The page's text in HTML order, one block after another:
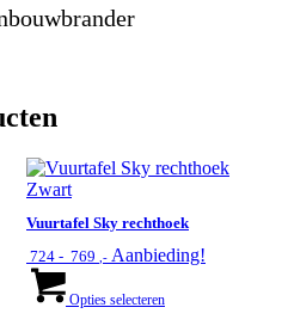
Vuurtafel Sky rechthoek
724 - 769 Prijsklasse:
€ 769
,- Aanbieding!
Opties selecteren